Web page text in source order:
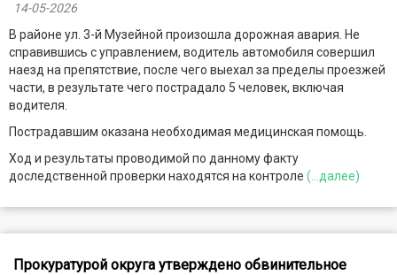
14-05-2026
В районе ул. 3-й Музейной произошла дорожная авария. Не
справившись с управлением, водитель автомобиля совершил
наезд на препятствие, после чего выехал за пределы проезжей
части, в результате чего пострадало 5 человек, включая
водителя.
Пострадавшим оказана необходимая медицинская помощь.
Ход и результаты проводимой по данному факту
доследственной проверки находятся на контроле (...далее)
Прокуратурой округа утверждено обвинительное